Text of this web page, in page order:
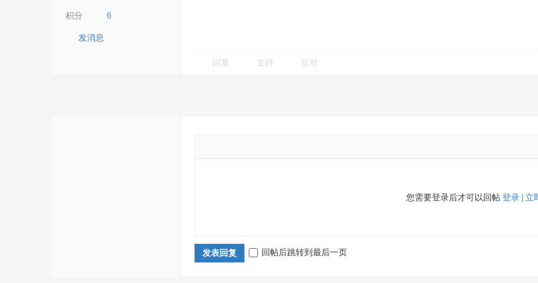
积分 6
发消息
回复 支持 反对
您需要登录后才可以回帖 登录| 立
发表回复 回帖后跳转到最后一页